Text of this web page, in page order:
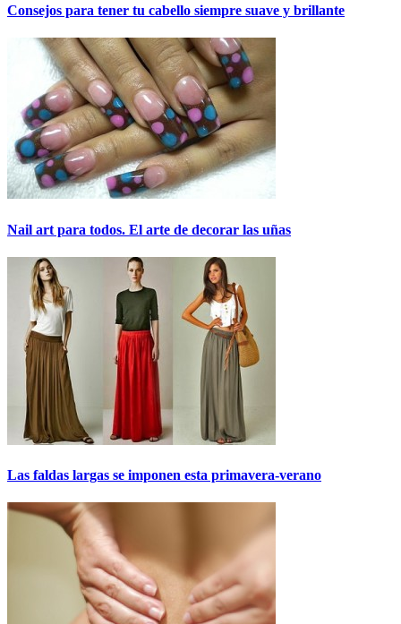
Consejos para tener tu cabello siempre suave y brillante
Nail art para todos. El arte de decorar las uñas
Las faldas largas se imponen esta primavera-verano